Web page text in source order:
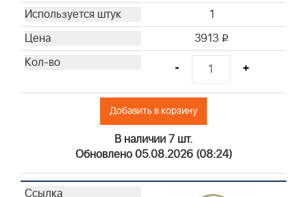
1
3913 i
- +
Добавить в корзину
В наличии 7 шт.
Обновлено 05.08.2026 (08:24)